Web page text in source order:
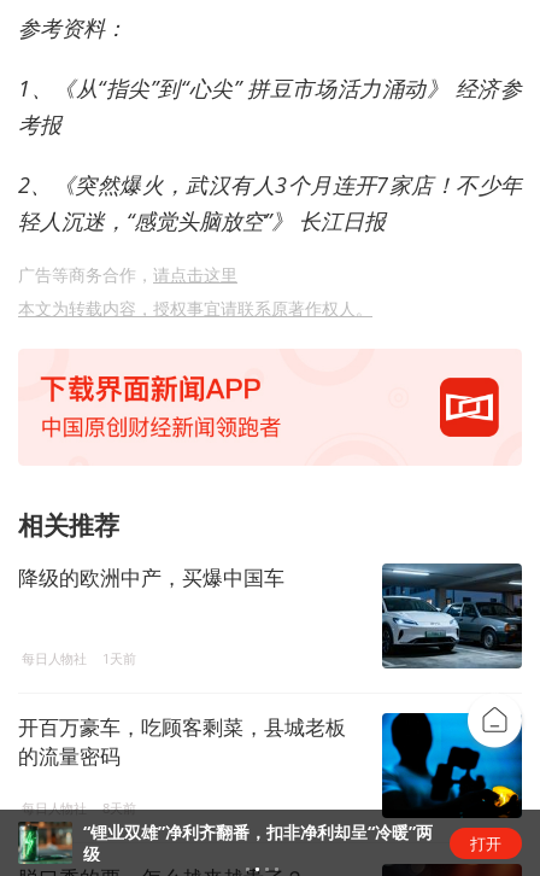
参考资料：
1、《从“指尖”到“心尖” 拼豆市场活力涌动》 经济参
考报
2、《突然爆火，武汉有人3个月连开7家店！不少年
轻人沉迷，“感觉头脑放空”》 长江日报
广告等商务合作， 请点击这里
本文为转载内容，授权事宜请联系原著作权人。
相关推荐
降级的欧洲中产，买爆中国车
每日人物社 1天前
开百万豪车，吃顾客剩菜，县城老板
的流量密码
每日人物社 8天前
“锂业双雄”净利齐翻番，扣非净利却呈“冷暖”两
级
打开